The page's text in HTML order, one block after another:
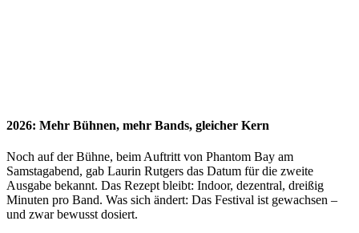
2026: Mehr Bühnen, mehr Bands, gleicher Kern
Noch auf der Bühne, beim Auftritt von Phantom Bay am
Samstagabend, gab Laurin Rutgers das Datum für die zweite
Ausgabe bekannt. Das Rezept bleibt: Indoor, dezentral, dreißig
Minuten pro Band. Was sich ändert: Das Festival ist gewachsen –
und zwar bewusst dosiert.